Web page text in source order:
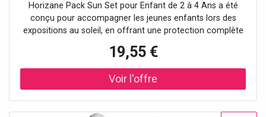
Horizane Pack Sun Set pour Enfant de 2 à 4 Ans a été
conçu pour accompagner les jeunes enfants lors des
expositions au soleil, en offrant une protection complète
19,55 €